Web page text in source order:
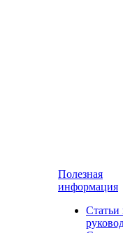
Полезная
информация
Статьи